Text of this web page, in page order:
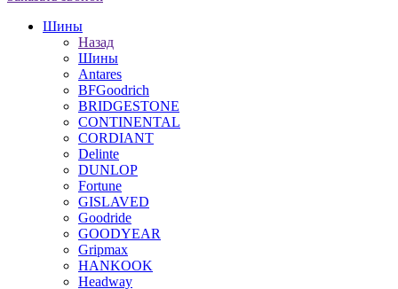
Шины
Назад
Шины
Antares
BFGoodrich
BRIDGESTONE
CONTINENTAL
CORDIANT
Delinte
DUNLOP
Fortune
GISLAVED
Goodride
GOODYEAR
Gripmax
HANKOOK
Headway